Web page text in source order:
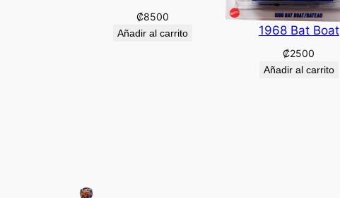
₡8500
Añadir al carrito 1968 Bat Boat
₡2500
Añadir al carrito